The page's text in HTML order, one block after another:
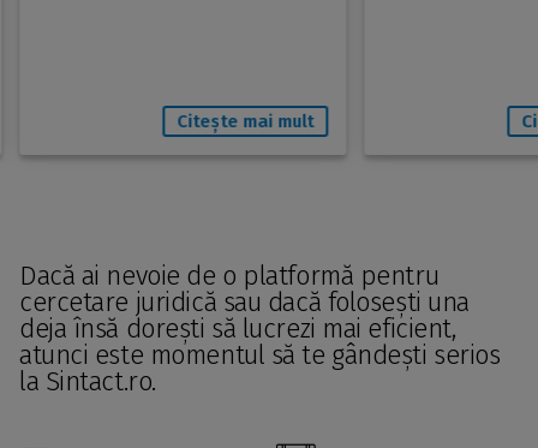
Citește mai mult
Dacă ai nevoie de o platformă pentru
cercetare juridică sau dacă folosești una
deja însă dorești să lucrezi mai eficient,
atunci este momentul să te gândești serios
la Sintact.ro.